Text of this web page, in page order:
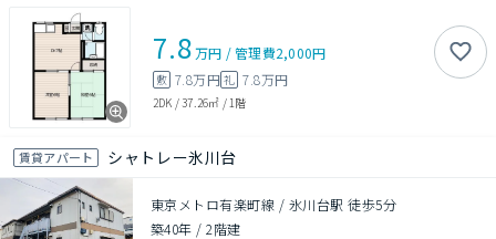
7.8万円 /管理費2,000円
敷 7.8万円礼 7.8万円
2DK /37.26㎡ / 1階
賃貸アパート シャトレー氷川台
東京メトロ有楽町線 / 氷川台駅 徒歩5分
築40年 /2階建